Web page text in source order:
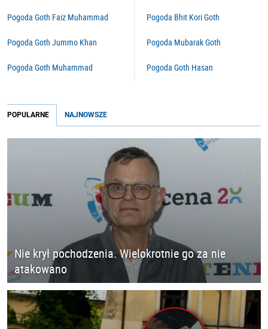
Pogoda Goth Faiz Muhammad
Pogoda Goth Jummo Khan
Pogoda Goth Muhammad
Pogoda Bhit Kori Goth
Pogoda Mubarak Goth
Pogoda Goth Hasan
POPULARNE NAJNOWSZE
Nie krył pochodzenia. Wielokrotnie go za nie
atakowano